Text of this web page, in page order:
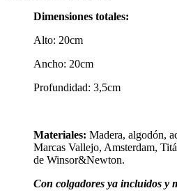
Dimensiones totales:
Alto: 20cm
Ancho: 20cm
Profundidad: 3,5cm
Materiales: Madera, algodón,
Marcas Vallejo, Amsterdam,
de Winsor&Newton.
Con colgadores ya incluidos y